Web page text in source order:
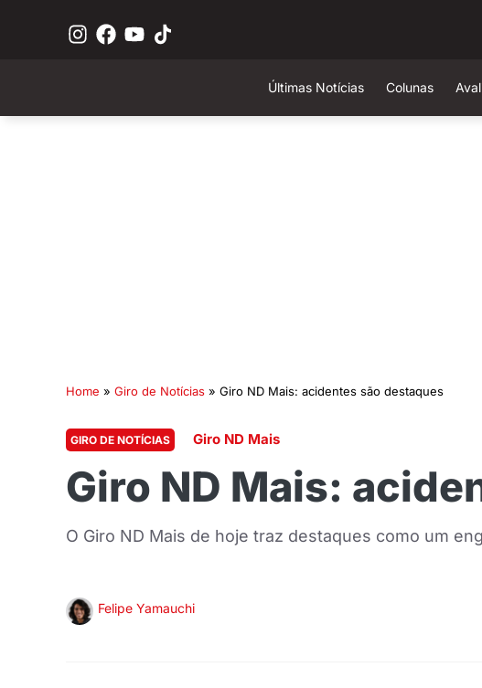
Últimas Notícias Colunas
Home » Giro de Notícias » Giro ND Mais: acidentes são destaques
GIRO DE NOTÍCIAS Giro ND Mais
Giro ND Mais:
O Giro ND Mais de hoje traz destaques como um
Felipe Yamauchi